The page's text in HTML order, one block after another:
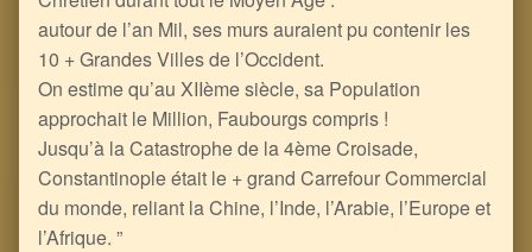
autour de l’an Mil, ses murs auraient pu contenir les
10 + Grandes Villes de l’Occident.
On estime qu’au XIIème siècle, sa Population
approchait le Million, Faubourgs compris !
Jusqu’à la Catastrophe de la 4ème Croisade,
Constantinople était le + grand Carrefour Commercial
du monde, reliant la Chine, l’Inde, l’Arabie, l’Europe et
l’Afrique. ”